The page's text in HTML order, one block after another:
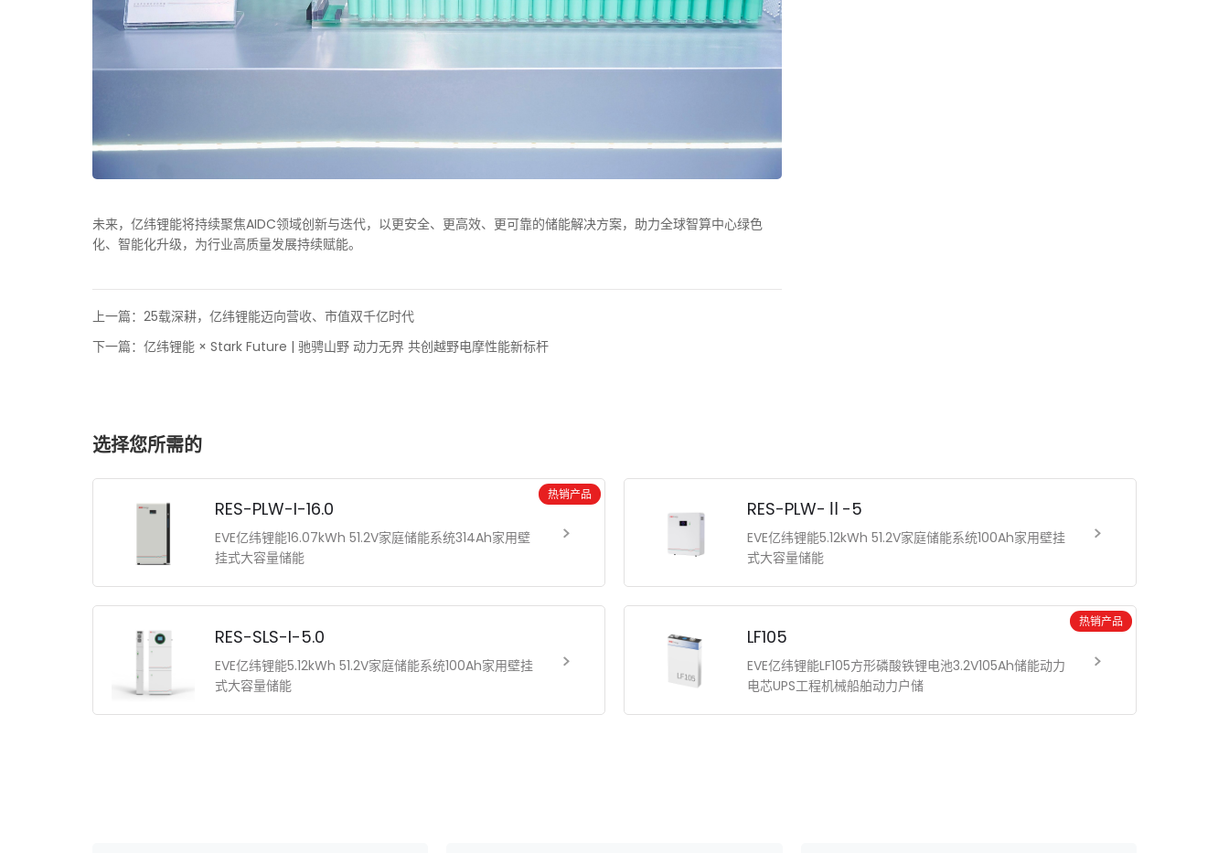
未来，亿纬锂能将持续聚焦AIDC领域创新与迭代，以更安全、更高效、更可靠的储能解决方案，助力全球智算中心绿色
化、智能化升级，为行业高质量发展持续赋能。
上一篇： 25载深耕，亿纬锂能迈向营收、市值双千亿时代
下一篇： 亿纬锂能 × Stark Future | 驰骋山野 动力无界 共创越野电摩性能新标杆
选择您所需的
RES-PLW-I-16.0
EVE亿纬锂能16.07kWh 51.2V家庭储能系统314Ah家用壁
挂式大容量储能
热销产品
RES-PLW-Ⅱ-5
EVE亿纬锂能5.12kWh 51.2V家庭储能系统100Ah家用壁挂
式大容量储能
RES-SLS-I-5.0
EVE亿纬锂能5.12kWh 51.2V家庭储能系统100Ah家用壁挂
式大容量储能
LF105
EVE亿纬锂能LF105方形磷酸铁锂电池3.2V105Ah储能动力
电芯UPS工程机械船舶动力户储
热销产品